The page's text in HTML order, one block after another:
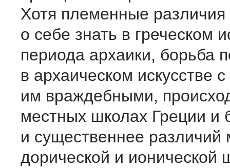
Хотя племенные
о себе знать в греческом
периода архаики, борьба
в архаическом искусстве
им враждебными,
местных школах Греции и
и существеннее различий
дорической и ионической